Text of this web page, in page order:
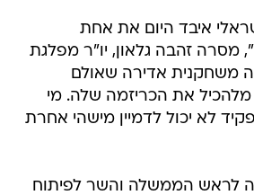
איבד היום את אחת
מסרה זהבה גלאון, יו"ר מפלגת
משחקנית אדירה שאולם
מלהכיל את הכריזמה שלה. מי
לא יכול לדמיין מישהי אחרת
לראש הממשלה והשר לפיתוח